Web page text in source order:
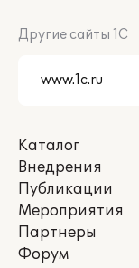
Другие сайты 1С
Каталог
Внедрения
Публикации
Мероприятия
Партнеры
Форум